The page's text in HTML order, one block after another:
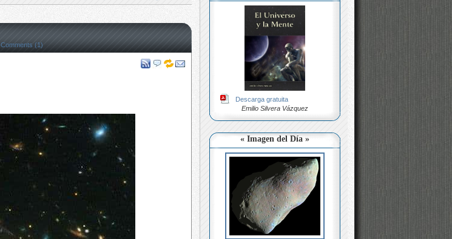
Descarga gratuita
Emilio Silvera Vázquez
« Imagen del Día »
Comments (1)